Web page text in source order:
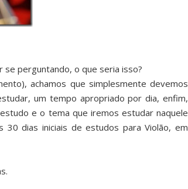
perguntando, o que seria isso?
achamos que simplesmente devemos
um tempo apropriado por dia, enfim,
e o tema que iremos estudar naquele
30 dias iniciais de estudos para Violão, em